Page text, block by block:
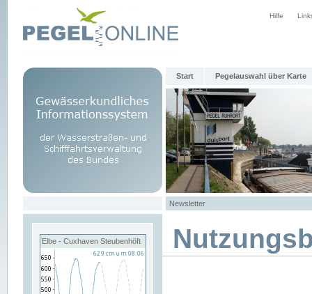
Hilfe
Start Pegelauswahl über Karte
Newsletter
Elbe - Cuxhaven Steubenhöft